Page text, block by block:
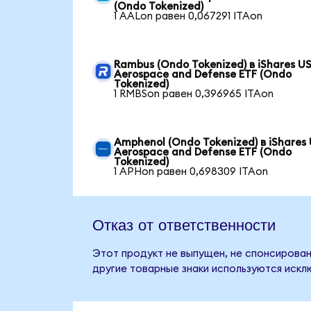
(Ondo Tokenized)
1 AALon равен 0,067291 ITAon
Rambus (Ondo Tokenized) в iShares
Aerospace and Defense ETF (Ondo
Tokenized)
1 RMBSon равен 0,396965 ITAon
Amphenol (Ondo Tokenized) в iShares
Aerospace and Defense ETF (Ondo
Tokenized)
1 APHon равен 0,698309 ITAon
Отказ от ответственности
Этот продукт не выпущен, не
другие товарные знаки используются